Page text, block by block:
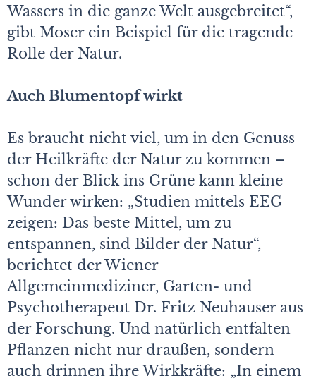
Wassers in die ganze Welt ausgebreitet“,
gibt Moser ein Beispiel für die tragende
Rolle der Natur.
Auch Blumentopf wirkt
Es braucht nicht viel, um in den Genuss
der Heilkräfte der Natur zu kommen –
schon der Blick ins Grüne kann kleine
Wunder wirken: „Studien mittels EEG
zeigen: Das beste Mittel, um zu
entspannen, sind Bilder der Natur“,
berichtet der Wiener
Allgemeinmediziner, Garten- und
Psychotherapeut Dr. Fritz Neuhauser aus
der Forschung. Und natürlich entfalten
Pflanzen nicht nur draußen, sondern
auch drinnen ihre Wirkkräfte: „In einem